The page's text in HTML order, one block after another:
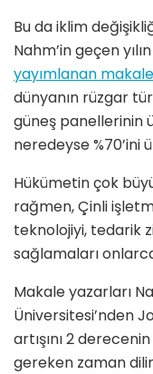
Bu da iklim
Nahm’in geçen
yayımlanan
dünyanın rüzgar t
güneş panellerinin
neredeyse %70’ini
Hükümetin çok
rağmen, Çinli
teknolojiyi, tedarik
sağlamaları
Makale yazarları
Üniversitesi’nden
artışını 2
gereken zaman